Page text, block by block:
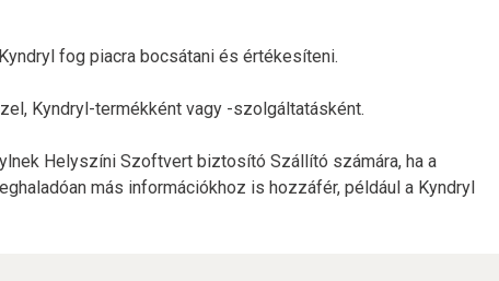
fog piacra bocsátani és értékesíteni.
Kyndryl-termékként vagy -szolgáltatásként.
Helyszíni Szoftvert biztosító Szállító számára, ha a
más információkhoz is hozzáfér, például a Kyndryl